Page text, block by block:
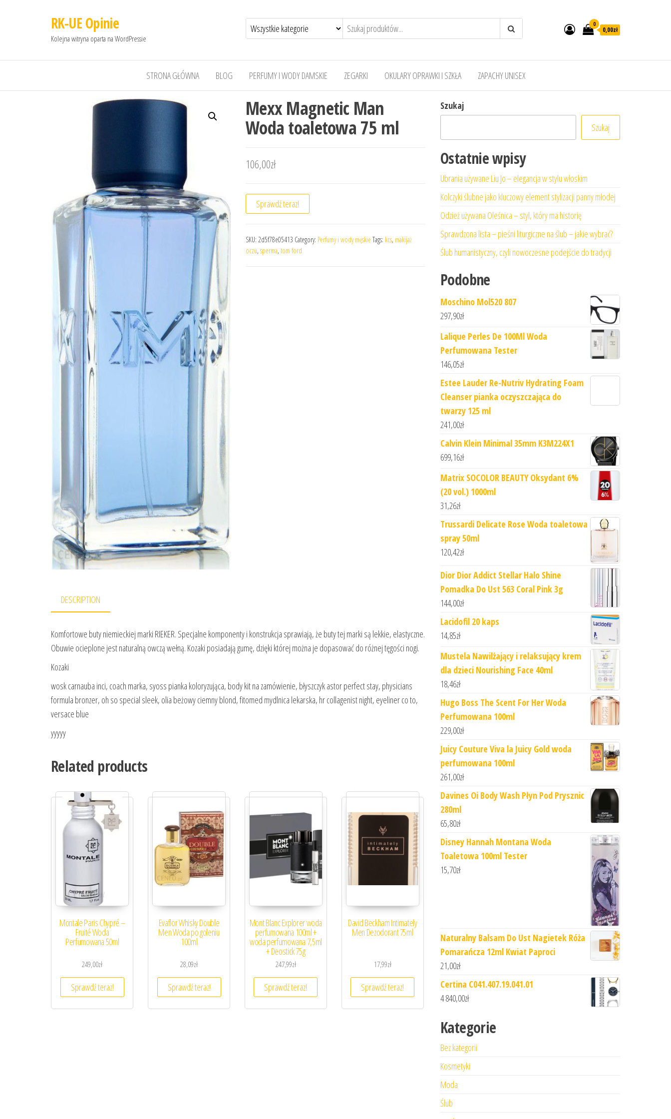
RK-UE Opinie
Kolejna witryna oparta na WordPressie
0
0,00zł
STRONA GŁÓWNA BLOG PERFUMY I WODY DAMSKIE ZEGARKI OKULARY OPRAWKI I SZKŁA ZAPACHY UNISEX
Mexx Magnetic Man
Woda toaletowa 75 ml
106,00zł
Sprawdź teraz!
SKU: 2d5f78e05413 Category: Perfumy i wody męskie Tags: kcs, makijaż
oczu, sperma, tom ford
DESCRIPTION
Komfortowe buty niemieckiej marki RIEKER. Specjalne komponenty i konstrukcja sprawiają, że buty tej marki są lekkie, elastyczne.
Obuwie ocieplone jest naturalną owczą wełną. Kozaki posiadają gumę, dzięki której można je dopasować do różnej tęgości nogi.
Kozaki
wosk carnauba inci, coach marka, syoss pianka koloryzująca, body kit na zamówienie, błyszczyk astor perfect stay, physicians
formula bronzer, oh so special sleek, olia beżowy ciemny blond, fitomed mydlnica lekarska, hr collagenist night, eyeliner co to,
versace blue
yyyyy
Related products
Montale Paris Chypré –
Fruité Woda
Perfumowana 50ml
249,00zł
Sprawdź teraz!
Evaflor Whisky Double
Men Woda po goleniu
100ml
28,09zł
Sprawdź teraz!
Mont Blanc Explorer woda
perfumowana 100ml +
woda perfumowana 7,5ml
+ Deostick 75g
247,99zł
Sprawdź teraz!
David Beckham Intimately
Men Dezodorant 75ml
17,99zł
Sprawdź teraz!
Szukaj
Szukaj
Ostatnie wpisy
Ubrania używane Liu Jo – elegancja w stylu włoskim
Kolczyki ślubne jako kluczowy element stylizacji panny młodej
Odzież używana Oleśnica – styl, który ma historię
Sprawdzona lista – pieśni liturgiczne na ślub – jakie wybrać?
Ślub humanistyczny, czyli nowoczesne podejście do tradycji
Podobne
Moschino Mol520 807
297,90zł
Lalique Perles De 100Ml Woda
Perfumowana Tester
146,05zł
Estee Lauder Re-Nutriv Hydrating Foam
Cleanser pianka oczyszczająca do
twarzy 125 ml
241,00zł
Calvin Klein Minimal 35mm K3M224X1
699,16zł
Matrix SOCOLOR BEAUTY Oksydant 6%
(20 vol.) 1000ml
31,26zł
Trussardi Delicate Rose Woda toaletowa
spray 50ml
120,42zł
Dior Dior Addict Stellar Halo Shine
Pomadka Do Ust 563 Coral Pink 3g
144,00zł
Lacidofil 20 kaps
14,85zł
Mustela Nawilżający i relaksujący krem
dla dzieci Nourishing Face 40ml
18,46zł
Hugo Boss The Scent For Her Woda
Perfumowana 100ml
229,00zł
Juicy Couture Viva la Juicy Gold woda
perfumowana 100ml
261,00zł
Davines Oi Body Wash Płyn Pod Prysznic
280ml
65,80zł
Disney Hannah Montana Woda
Toaletowa 100ml Tester
15,70zł
Naturalny Balsam Do Ust Nagietek Róża
Pomarańcza 12ml Kwiat Paproci
21,00zł
Certina C041.407.19.041.01
4 840,00zł
Kategorie
Bez kategorii
Kosmetyki
Moda
Ślub